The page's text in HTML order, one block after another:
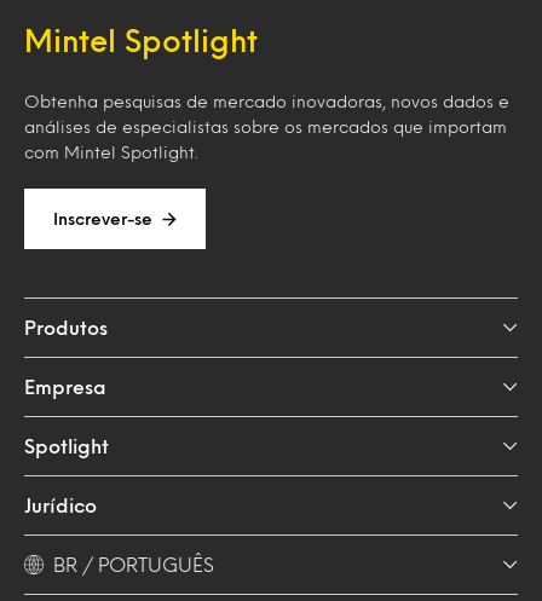
Mintel Spotlight
Obtenha pesquisas de mercado inovadoras, novos dados e
análises de especialistas sobre os mercados que importam
com Mintel Spotlight.
Inscrever-se
Produtos
Empresa
Spotlight
Jurídico
BR / PORTUGUÊS